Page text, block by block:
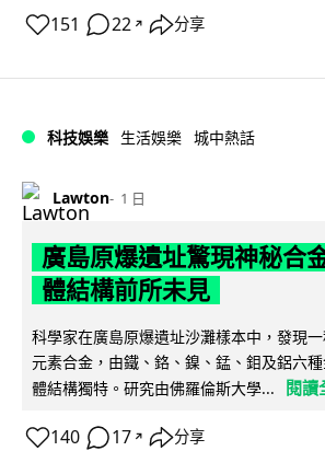
151 22 ↗ 分享
科技娛樂 生活娛樂 城中熱話
Lawton 1 日
廣島原爆遺址驚現神秘合
體結構前所未見
科學家在廣島原爆遺址沙灘樣本中，發現
元素合金，由鐵、鉻、鎳、錳、鉬及鋁六
體結構獨特。研究由佛羅倫斯大學...
閱讀
140 17 ↗ 分享